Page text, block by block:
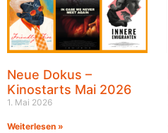
Neue Dokus –
Kinostarts Mai 2026
1. Mai 2026
Weiterlesen »